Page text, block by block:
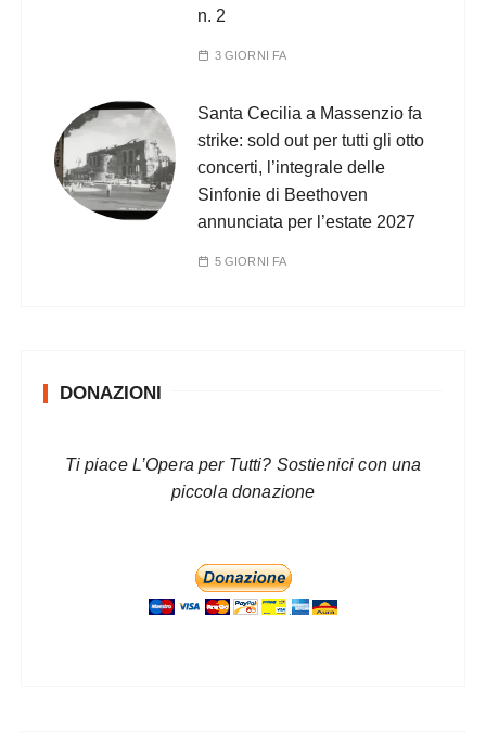
n. 2
3 GIORNI FA
Santa Cecilia a Massenzio fa
strike: sold out per tutti gli otto
concerti, l’integrale delle
Sinfonie di Beethoven
annunciata per l’estate 2027
5 GIORNI FA
DONAZIONI
Ti piace L’Opera per Tutti? Sostienici con una
piccola donazione